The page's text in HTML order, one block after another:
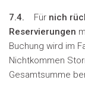
7.4. Für nich
Reservierungen
Buchung wird im
Nichtkommen
Gesamtsumme